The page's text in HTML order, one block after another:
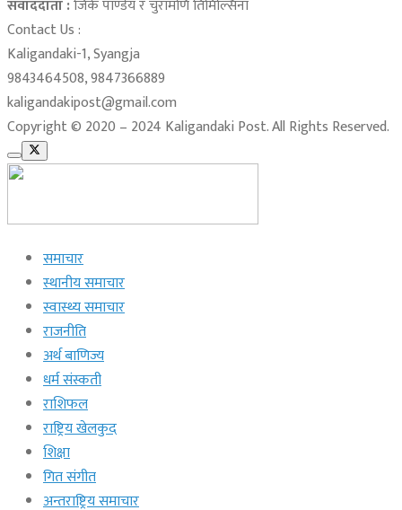
संवाददाता :जिके पाण्डेय र चुरामणि तिमिल्सिना
Contact Us :
Kaligandaki-1, Syangja
9843464508, 9847366889
kaligandakipost@gmail.com
Copyright © 2020 – 2024 Kaligandaki Post. All Rights Reserved.
समाचार
स्थानीय समाचार
स्वास्थ्य समाचार
राजनीति
अर्थ बाणिज्य
धर्म संस्कती
राशिफल
राष्ट्रिय खेलकुद
शिक्षा
गित संगीत
अन्तराष्ट्रिय समाचार